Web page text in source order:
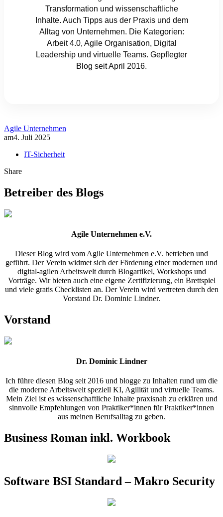
Transformation und wissenschaftliche
Inhalte. Auch Tipps aus der Praxis und dem
Alltag von Unternehmen. Die Kategorien:
Arbeit 4.0, Agile Organisation, Digital
Leadership und virtuelle Teams. Gepflegter
Blog seit April 2016.
Agile Unternehmen
am4. Juli 2025
IT-Sicherheit
Share
Betreiber des Blogs
Agile Unternehmen e.V.
Dieser Blog wird vom Agile Unternehmen e.V. betrieben und
geführt. Der Verein widmet sich der Förderung einer modernen und
digital-agilen Arbeitswelt durch Blogartikel, Workshops und
Vorträge. Wir bieten auch eine eigene Zertifizierung, ein Brettspiel
und viele gratis Checklisten an. Der Verein wird vertreten durch den
Vorstand Dr. Dominic Lindner.
Vorstand
Dr. Dominic Lindner
Ich führe diesen Blog seit 2016 und blogge zu Inhalten rund um die
die moderne Arbeitswelt speziell KI, Agilität und virtuelle Teams.
Mein Ziel ist es wissenschaftliche Inhalte praxisnah zu erklären und
sinnvolle Empfehlungen von Praktiker*innen für Praktiker*innen
aus meinen Berufsalltag zu geben.
Business Roman inkl. Workbook
Software BSI Standard – Makro Security